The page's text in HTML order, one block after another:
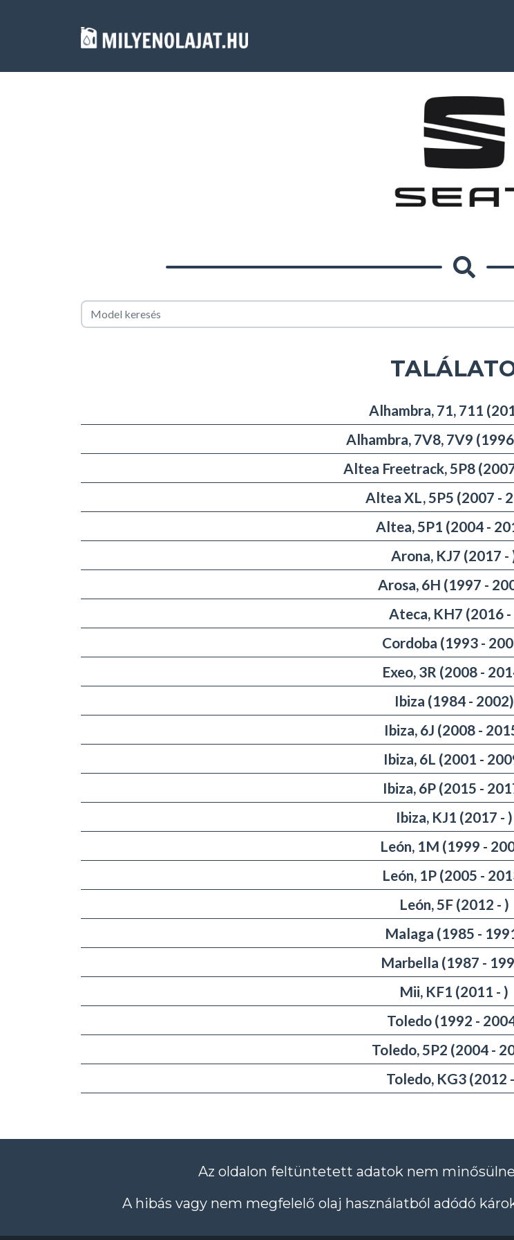
Alhambra, 71, 711
Alhambra, 7V8, 7V9
Altea Freetrack, 5P8
Altea XL, 5P5 (2007 -
Altea, 5P1 (2004 -
Arona, KJ7 (2017 -
Arosa, 6H (1997 -
Ateca, KH7 (2016 -
Cordoba (1993 -
Exeo, 3R (2008 -
Ibiza (1984 - 2002)
Ibiza, 6J (2008 -
Ibiza, 6L (2001 -
Ibiza, 6P (2015 -
Ibiza, KJ1 (2017 - )
León, 1M (1999 -
León, 1P (2005 -
León, 5F (2012 - )
Malaga (1985 -
Marbella (1987 -
Mii, KF1 (2011 - )
Toledo (1992 -
Toledo, 5P2 (2004 -
Toledo, KG3 (2012
Az oldalon feltüntetett adatok nem
A hibás vagy nem megfelelő olaj használatból adódó